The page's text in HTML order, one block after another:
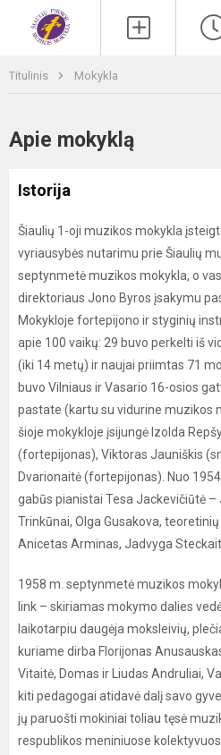
Titulinis Mokykla
Apie mokyklą
Istorija
Šiaulių 1-oji muzikos mokykla
vyriausybės nutarimu prie Šiaulių
septynmetė muzikos mokykla, o
direktoriaus Jono Byros įsakymu
Mokykloje fortepijono ir styginių
apie 100 vaikų: 29 buvo perkelti iš
(iki 14 metų) ir naujai priimtas 71
buvo Vilniaus ir Vasario 16-osios
pastate (kartu su vidurine muzikos
šioje mokykloje įsijungė Izolda
(fortepijonas), Viktoras Jauniškis
Dvarionaitė (fortepijonas). Nuo
gabūs pianistai Tesa Jackevičiūtė –
Trinkūnai, Olga Gusakova,
Anicetas Arminas, Jadvyga
1958 m. septynmetė muzikos
link – skiriamas mokymo dalies
laikotarpiu daugėja moksleivių,
kuriame dirba Florijonas
Vitaitė, Domas ir Liudas Andruliai,
kiti pedagogai atidavė dalį savo
jų paruošti mokiniai toliau tęsė
respublikos meniniuose